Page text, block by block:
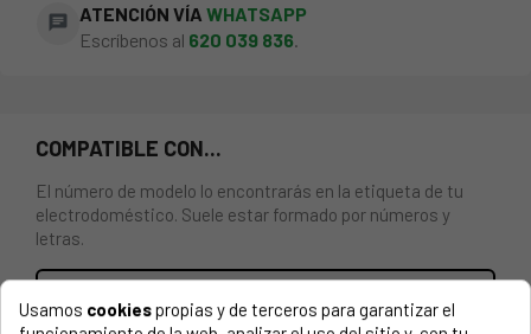
chat ATENCIÓN VÍA WHATSAPP
Escríbenos al 620 039 836.
COMPATIBLE CON...
El número de modelo lo encontrarás en la etiqueta de tu
electrodoméstico. Suele estar formado por números y
letras.
Usamos cookiespropias y de terceros para garantizar el